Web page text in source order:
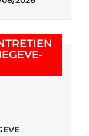
fenêtre)